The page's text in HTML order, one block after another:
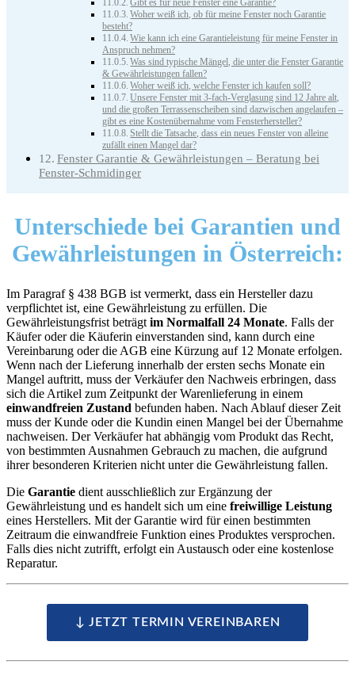
Gibt es für neue Fenster eine Garantie?
Woher weiß ich, ob für meine Fenster noch Garantie
besteht?
Wie kann ich eine Garantieleistung für meine Fenster in
Anspruch nehmen?
Was sind typische Mängel, die unter die Fenster Garantie
& Gewährleistungen fallen?
Woher weiß ich, welche Fenster ich kaufen soll?
Unsere Fenster mit 3-fach-Verglasung sind 12 Jahre alt,
und die großen Terrassenscheiben sind dazwischen angelaufen –
gibt es eine Kostenübernahme vom Fensterhersteller?
Stellt die Tatsache, dass ein neues Fenster von alleine
zufällt einen Mangel dar?
Fenster Garantie & Gewährleistungen – Beratung bei
Fenster-Schmidinger
Unterschiede bei Garantien und
Gewährleistungen in Österreich:
Im Paragraf § 438 BGB ist vermerkt, dass ein Hersteller dazu
verpflichtet ist, eine Gewährleistung zu erfüllen. Die
Gewährleistungsfrist beträgt im Normalfall 24 Monate. Falls der
Käufer oder die Käuferin einverstanden sind, kann durch eine
Vereinbarung oder die AGB eine Kürzung auf 12 Monate erfolgen.
Wenn nach der Lieferung innerhalb der ersten sechs Monate ein
Mangel auftritt, muss der Verkäufer den Nachweis erbringen, dass
sich die Artikel zum Zeitpunkt der Warenlieferung in einem
einwandfreien Zustand befunden haben. Nach Ablauf dieser Zeit
muss der Kunde oder die Kundin einen Mangel bei der Übernahme
nachweisen. Der Verkäufer hat abhängig vom Produkt das Recht,
von bestimmten Ausnahmen Gebrauch zu machen, die aufgrund
ihrer besonderen Kriterien nicht unter die Gewährleistung fallen.
Die Garantie dient ausschließlich zur Ergänzung der
Gewährleistung und es handelt sich um eine freiwillige Leistung
eines Herstellers. Mit der Garantie wird für einen bestimmten
Zeitraum die einwandfreie Funktion eines Produktes versprochen.
Falls dies nicht zutrifft, erfolgt ein Austausch oder eine kostenlose
Reparatur.
↓ JETZT TERMIN VEREINBAREN